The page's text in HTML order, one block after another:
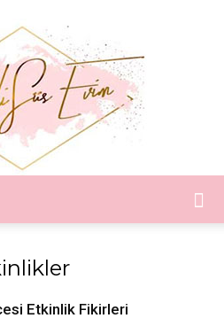
Etkinlik Fikirleri